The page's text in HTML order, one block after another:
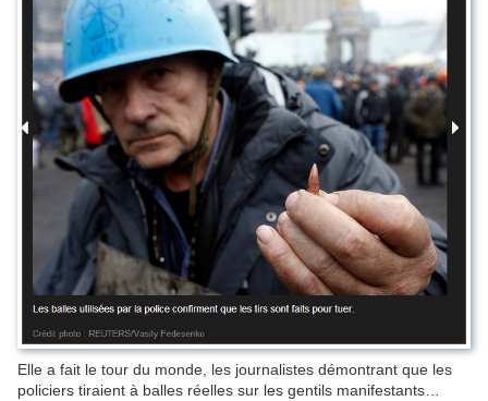
Elle a fait le tour du monde, les journalistes démontrant que les
policiers tiraient à balles réelles sur les gentils manifestants…